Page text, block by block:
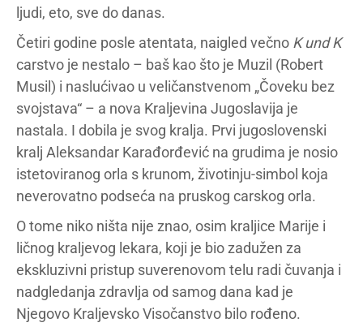
ljudi, eto, sve do danas.
Četiri godine posle atentata, naigled večno K und K
carstvo je nestalo – baš kao što je Muzil (Robert
Musil) i naslućivao u veličanstvenom „Čoveku bez
svojstava“ – a nova Kraljevina Jugoslavija je
nastala. I dobila je svog kralja. Prvi jugoslovenski
kralj Aleksandar Karađorđević na grudima je nosio
istetoviranog orla s krunom, životinju-simbol koja
neverovatno podseća na pruskog carskog orla.
O tome niko ništa nije znao, osim kraljice Marije i
ličnog kraljevog lekara, koji je bio zadužen za
ekskluzivni pristup suverenovom telu radi čuvanja i
nadgledanja zdravlja od samog dana kad je
Njegovo Kraljevsko Visočanstvo bilo rođeno.